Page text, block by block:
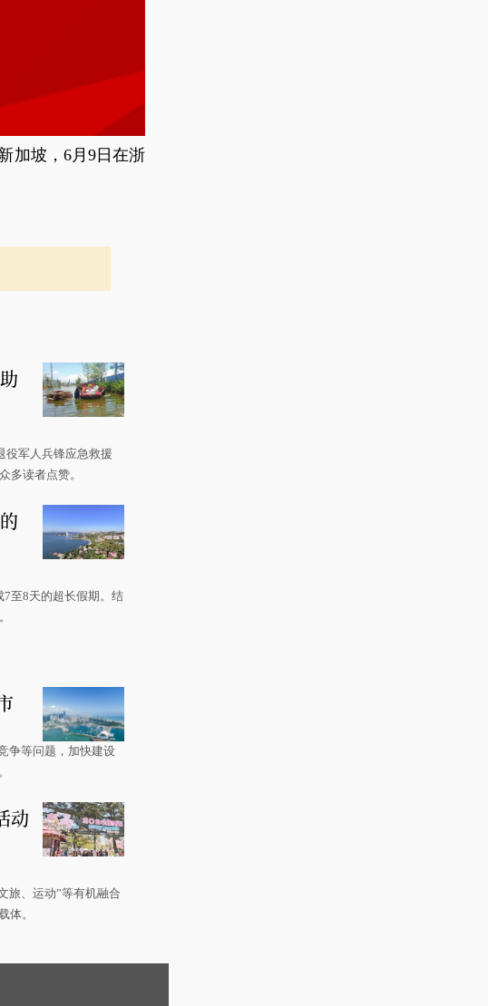
加坡，6月9日在浙
役军人兵锋应急救援
多读者点赞。
7至8天的超长假期。结
争等问题，加快建设
动
旅、运动”等有机融合
体。